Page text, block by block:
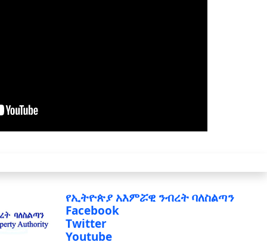
የኢትዮጵያ አእምሯዊ ንብረት ባለስልጣን
Facebook
Twitter
Youtube